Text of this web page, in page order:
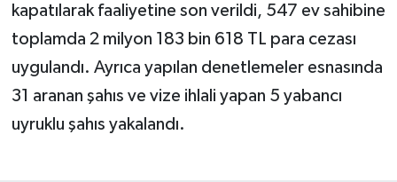
kapatılarak faaliyetine son verildi, 547 ev sahibine
toplamda 2 milyon 183 bin 618 TL para cezası
uygulandı. Ayrıca yapılan denetlemeler esnasında
31 aranan şahıs ve vize ihlali yapan 5 yabancı
uyruklu şahıs yakalandı.